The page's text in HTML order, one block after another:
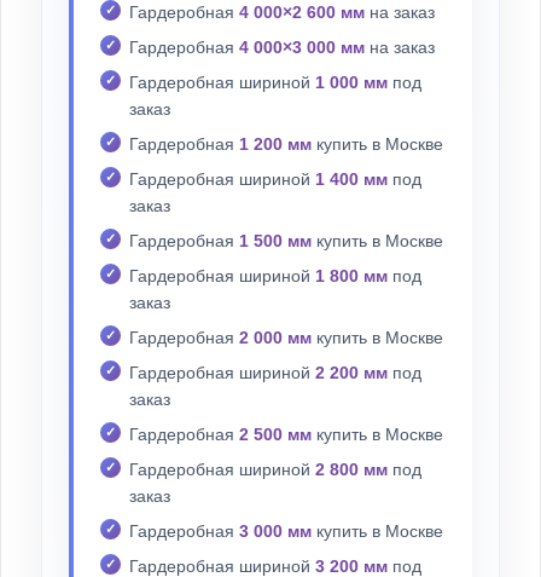
Гардеробная 4 000×2 600 мм на заказ
Гардеробная 4 000×3 000 мм на заказ
Гардеробная шириной 1 000 мм под
заказ
Гардеробная 1 200 мм купить в Москве
Гардеробная шириной 1 400 мм под
заказ
Гардеробная 1 500 мм купить в Москве
Гардеробная шириной 1 800 мм под
заказ
Гардеробная 2 000 мм купить в Москве
Гардеробная шириной 2 200 мм под
заказ
Гардеробная 2 500 мм купить в Москве
Гардеробная шириной 2 800 мм под
заказ
Гардеробная 3 000 мм купить в Москве
Гардеробная шириной 3 200 мм под